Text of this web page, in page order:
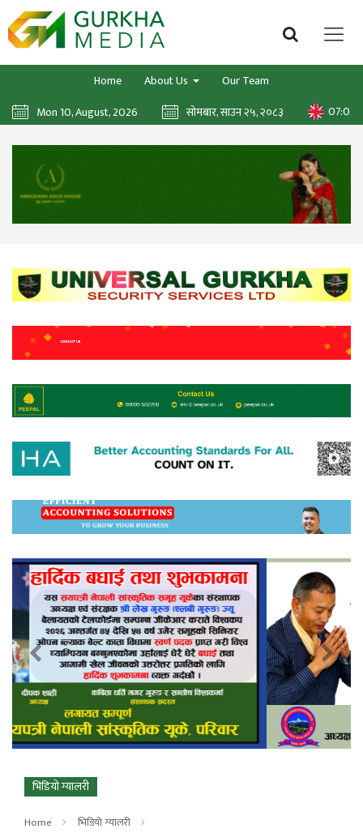
Home About Us
Our Team
Mon 10, August, 2026
सोमबार, साउन २५, २०८३
भिडियो ग्यालरी
Home
भिडियो ग्यालरी